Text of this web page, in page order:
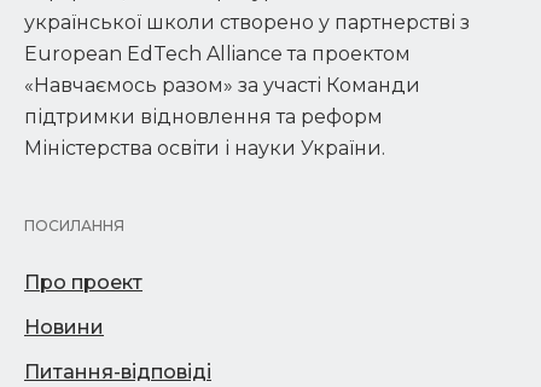
української школи створено у партнерстві з
European EdTech Alliance та проектом
«Навчаємось разом» за участі Команди
підтримки відновлення та реформ
Міністерства освіти і науки України.
ПОСИЛАННЯ
Про проект
Новини
Питання-відповіді